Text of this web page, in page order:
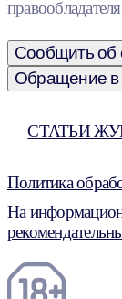
Сообщить об
Обращение в
СТАТЬИ
Политика
На